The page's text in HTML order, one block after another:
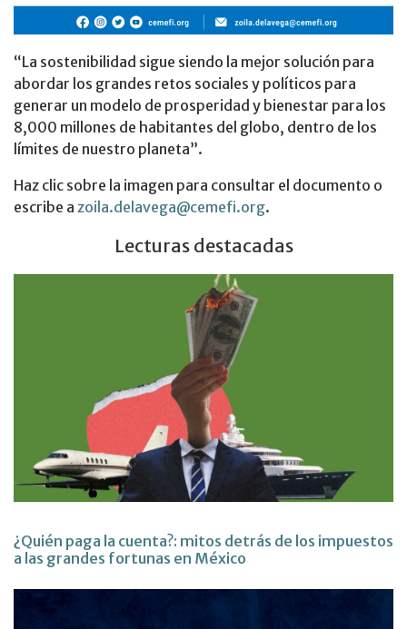
“La sostenibilidad sigue siendo la mejor solución para
abordar los grandes retos sociales y políticos para
generar un modelo de prosperidad y bienestar para los
8,000 millones de habitantes del globo, dentro de los
límites de nuestro planeta”.
Haz clic sobre la imagen para consultar el documento o
escribe a zoila.delavega@cemefi.org.
Lecturas destacadas
¿Quién paga la cuenta?: mitos detrás de los impuestos
a las grandes fortunas en México